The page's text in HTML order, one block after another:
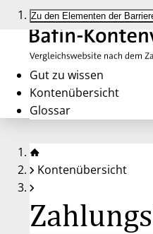
Zu den Elementen der
Gut zu wissen
Kontenübersicht
Glossar
Kontenübersicht